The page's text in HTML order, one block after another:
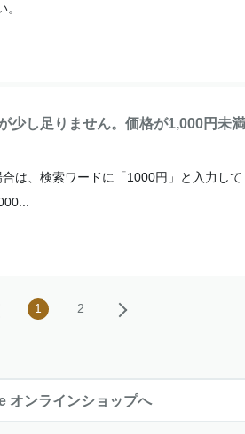
少し足りません。価格が1,000円未
は、検索ワードに「1000円」と入力し
1 2
オンラインショップへ